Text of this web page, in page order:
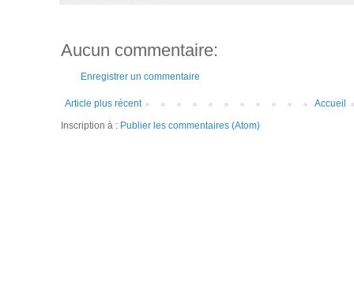
Aucun commentaire:
Enregistrer un commentaire
Article plus récent
Accueil
Inscription à : Publier les commentaires (Atom)